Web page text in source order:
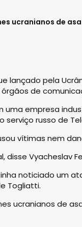
ucranianos de
lançado pela
de
empresa
serviço russo de
vítimas nem
disse Vyacheslav
noticiado um
Togliatti.
ucranianos de